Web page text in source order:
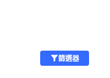
篩選器